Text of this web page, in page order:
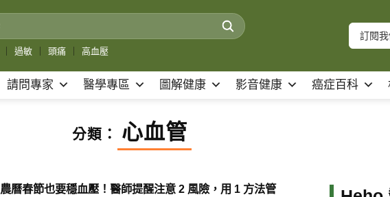
過敏 頭痛 高血壓
訂閱我
請問專家 醫學專區 圖解健康 影音健康 癌症百科
分類： 心血管
農曆春節也要穩血壓！醫師提醒注意 2 風險，用 1 方法管